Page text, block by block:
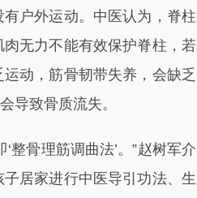
户外运动。中医认为，脊柱
无力不能有效保护脊柱，若
动，筋骨韧带失养，会缺乏
导致骨质流失。
骨理筋调曲法’。”赵树军介
居家进行中医导引功法、生